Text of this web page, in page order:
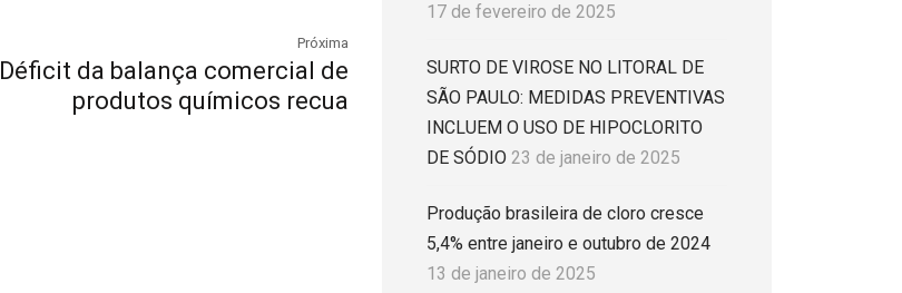
Próxima
Déficit da balança comercial de
produtos químicos recua
17 de fevereiro de 2025
SURTO DE VIROSE NO LITORAL DE
SÃO PAULO: MEDIDAS PREVENTIVAS
INCLUEM O USO DE HIPOCLORITO
DE SÓDIO 23 de janeiro de 2025
Produção brasileira de cloro cresce
5,4% entre janeiro e outubro de 2024
13 de janeiro de 2025